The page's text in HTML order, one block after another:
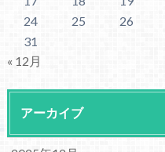
24
25 26
31
« 12月
アーカイブ